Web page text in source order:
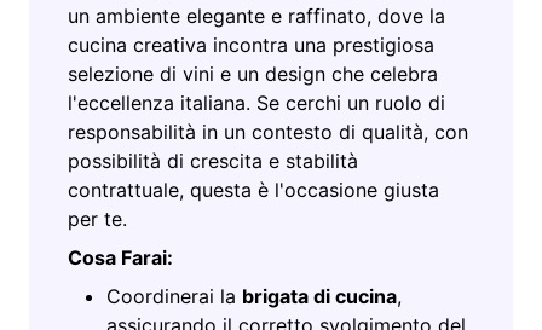
un ambiente elegante e raffinato, dove la
cucina creativa incontra una prestigiosa
selezione di vini e un design che celebra
l'eccellenza italiana. Se cerchi un ruolo di
responsabilità in un contesto di qualità, con
possibilità di crescita e stabilità
contrattuale, questa è l'occasione giusta
per te.
Cosa Farai:
Coordinerai la brigata di cucina,
assicurando il corretto svolgimento del